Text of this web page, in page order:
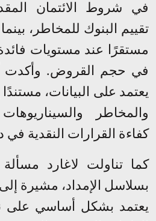
في شروط الائتمان
تقييم البنوك للمخاطر،
في حجم القروض. وأكدت
يعتمد على البيانات،
والمخاطر
كفاءة القرارات النقدية في
كما تناولت لاغارد
بسلاسل الإمداد، مشيرة
يعتمد بشكل أساسي على